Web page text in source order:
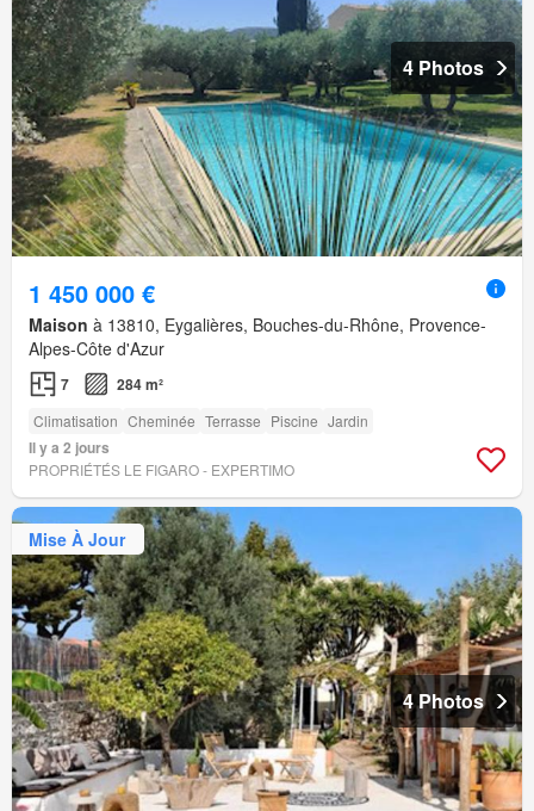
4 Photos
1 450 000 €
Maison à 13810, Eygalières, Bouches-du-Rhône, Provence-
Alpes-Côte d'Azur
7 284 m²
Climatisation Cheminée Terrasse Piscine Jardin
Il y a 2 jours
PROPRIÉTÉS LE FIGARO - EXPERTIMO
Mise À Jour
4 Photos